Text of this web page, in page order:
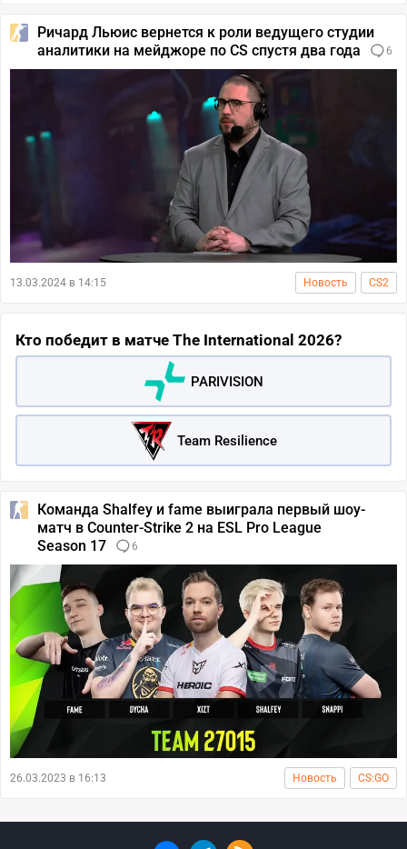
Ричард Льюис вернется к роли ведущего студии
аналитики на мейджоре по CS спустя два года
6
13.03.2024 в 14:15 Новость CS2
Кто победит в матче The International 2026?
PARIVISION
Team Resilience
Команда Shalfey и fame выиграла первый шоу-
матч в Counter-Strike 2 на ESL Pro League
Season 17
6
26.03.2023 в 16:13 Новость CS:GO